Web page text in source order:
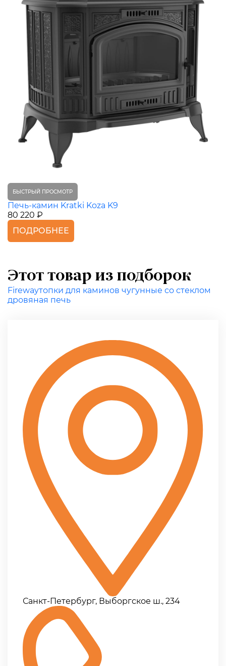
БЫСТРЫЙ ПРОСМОТР
Печь-камин Kratki Koza K9
80 220 ₽
ПОДРОБНЕЕ
Этот товар из подборок
Firewayтопки для каминов чугунные со стеклом
дровяная печь
Санкт-Петербург, Выборгское ш., 234